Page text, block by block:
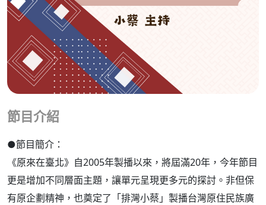
節目介紹
●節目簡介：
《原來在臺北》自2005年製播以來，將屆滿20年，今年節目
更是增加不同層面主題，讓單元呈現更多元的探討。非但保
有原企劃精神，也奠定了「排灣小蔡」製播台灣原住民族廣